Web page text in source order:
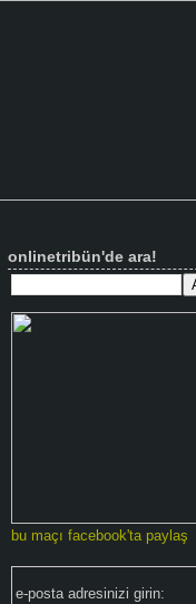
onlinetribün'de ara!
bu maçı facebook'ta paylaş
e-posta adresinizi girin: